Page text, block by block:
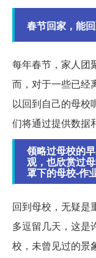
春节回家，能
每年春节，家人团
而，对于一些已经
以回到自己的母校
们将通过提供数据
领略过母校的
观，也欣赏过
罩下的母校-作
回到母校，无疑是
多逗留几天，这是
校，未曾见过的景